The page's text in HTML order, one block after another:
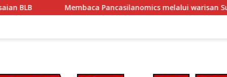
Pancasilanomics melalui warisan Sumitro dan urgensi UU